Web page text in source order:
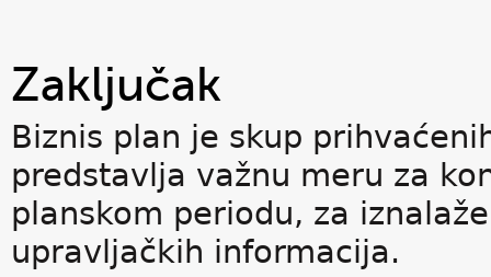
Zaključak
Biznis plan je skup
predstavlja važnu meru za
planskom periodu, za
upravljačkih informacija.